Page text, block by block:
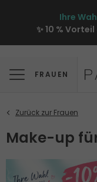
Ihre
✨ 10 %
FRAUEN
Make-up